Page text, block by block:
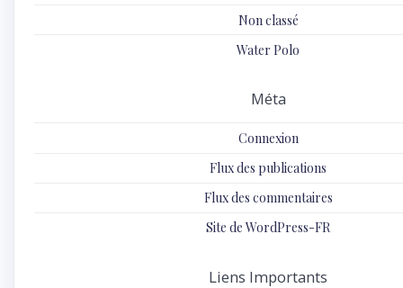
Non classé
Water Polo
Méta
Connexion
Flux des publications
Flux des commentaires
Site de WordPress-FR
Liens Importants